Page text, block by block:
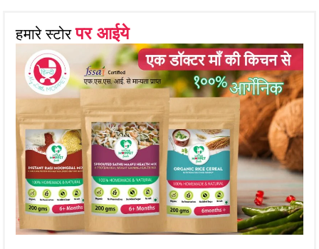
हमारे स्टोरपर आईये